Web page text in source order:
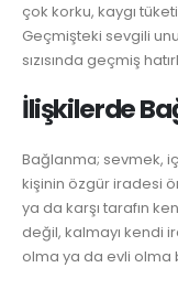
çok korku, kaygı
Geçmişteki sevgili
sızısında geçmiş
İlişkilerde
Bağlanma; sevmek,
kişinin özgür iradesi
ya da karşı tarafın
değil, kalmayı kendi
olma ya da evli olma